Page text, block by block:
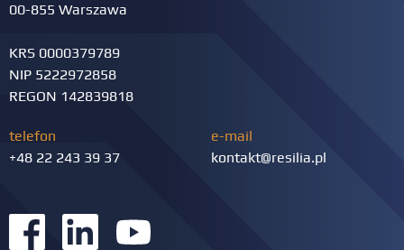
00-855 Warszawa
KRS 0000379789
NIP 5222972858
REGON 142839818
telefon
+48 22 243 39 37
e-mail
kontakt@resilia.pl